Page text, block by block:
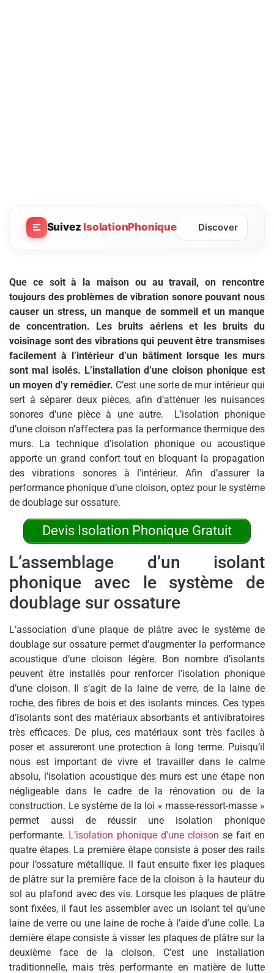
Suivez IsolationPhonique Discover
Que ce soit à la maison ou au travail, on rencontre
toujours des problèmes de vibration sonore pouvant nous
causer un stress, un manque de sommeil et un manque
de concentration. Les bruits aériens et les bruits du
voisinage sont des vibrations qui peuvent être transmises
facilement à l’intérieur d’un bâtiment lorsque les murs
sont mal isolés. L’installation d’une cloison phonique est
un moyen d’y remédier. C’est une sorte de mur intérieur qui
sert à séparer deux pièces, afin d’atténuer les nuisances
sonores d’une pièce à une autre. L’isolation phonique
d’une cloison n’affectera pas la performance thermique des
murs. La technique d’isolation phonique ou acoustique
apporte un grand confort tout en bloquant la propagation
des vibrations sonores à l’intérieur. Afin d’assurer la
performance phonique d’une cloison, optez pour le système
de doublage sur ossature.
Devis Isolation Phonique Gratuit
L’assemblage d’un isolant
phonique avec le système de
doublage sur ossature
L’association d’une plaque de plâtre avec le système de
doublage sur ossature permet d’augmenter la performance
acoustique d’une cloison légère. Bon nombre d’isolants
peuvent être installés pour renforcer l’isolation phonique
d’une cloison. Il s’agit de la laine de verre, de la laine de
roche, des fibres de bois et des isolants minces. Ces types
d’isolants sont des matériaux absorbants et antivibratoires
très efficaces. De plus, ces matériaux sont très faciles à
poser et assureront une protection à long terme. Puisqu’il
nous est important de vivre et travailler dans le calme
absolu, l’isolation acoustique des murs est une étape non
négligeable dans le cadre de la rénovation ou de la
construction. Le système de la loi « masse-ressort-masse »
permet aussi de réussir une isolation phonique
performante. L’isolation phonique d’une cloison se fait en
quatre étapes. La première étape consiste à poser des rails
pour l’ossature métallique. Il faut ensuite fixer les plaques
de plâtre sur la première face de la cloison à la hauteur du
sol au plafond avec des vis. Lorsque les plaques de plâtre
sont fixées, il faut les assembler avec un isolant tel qu’une
laine de verre ou une laine de roche à l’aide d’une colle. La
dernière étape consiste à visser les plaques de plâtre sur la
deuxième face de la cloison. C’est une installation
traditionnelle, mais très performante en matière de lutte